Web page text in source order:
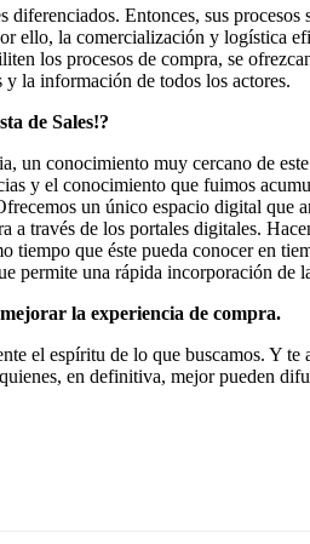
Entonces, sus
ello, la comercialización y logística
los procesos de compra, se
la información de todos los actores.
de Sales!?
un conocimiento muy cercano de
y el conocimiento que fuimos
un único espacio digital que
a través de los portales digitales.
tiempo que éste pueda conocer en
permite una rápida incorporación de
la experiencia de compra.
el espíritu de lo que buscamos. Y
en definitiva, mejor pueden